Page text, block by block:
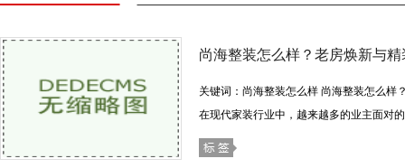
尚海整装怎么样？老房焕新与
关键词：尚海整装怎么样 尚海整装怎么样
在现代家装行业中，越来越多的业主面对
精装房。尤其在大城市如上海，塔楼等老